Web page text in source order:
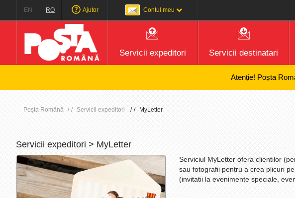
EN RO Ajutor Contul meu
Servicii expeditori Servicii destinatari
Atenție! Poșta Română
Poșta Română Servicii expeditori MyLetter
Servicii expeditori > MyLetter
Serviciul MyLetter ofera clientilor
sau fotografii pentru a crea plicuri
(invitatii la evenimente speciale,